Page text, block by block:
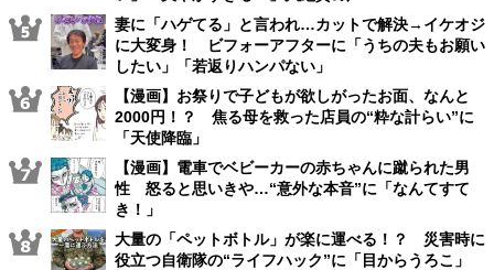
妻に「ハゲてる」と言われ…カットで解決→イケオジ
に大変身！ ビフォーアフターに「うちの夫もお願い
したい」「若返りハンパない」
【漫画】お祭りで子どもが欲しがったお面、なんと
2000円！？ 焦る母を救った店員の“粋な計らい”に
「天使降臨」
【漫画】電車でベビーカーの赤ちゃんに蹴られた男
性 怒ると思いきや…“意外な本音”に「なんてすて
き！」
大量の「ペットボトル」が楽に運べる！？ 災害時に
役立つ自衛隊の“ライフハック”に「目からうろこ」